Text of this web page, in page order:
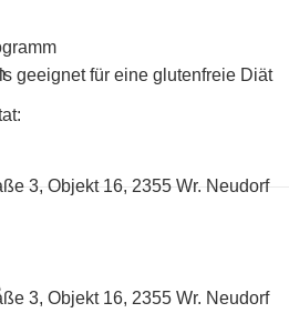
3, Objekt 16, 2355 Wr. Neudorf
3, Objekt 16, 2355 Wr. Neudorf
geeignet für eine glutenfreie Diät